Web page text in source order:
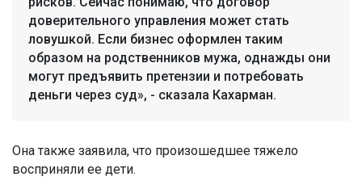
доверительного управления может стать
ловушкой. Если бизнес оформлен таким
образом на родственников мужа, однажды они
могут предъявить претензии и потребовать
деньги через суд», - сказала Кахарман.
Она также заявила, что произошедшее тяжело
восприняли ее дети.